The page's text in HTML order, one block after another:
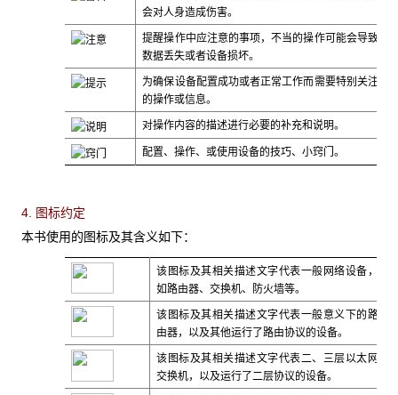
会对人身造成伤害。
提醒操作中应注意的事项，不当的操作可能会导致
数据丢失或者设备损坏。
为确保设备配置成功或者正常工作而需要特别关注
的操作或信息。
对操作内容的描述进行必要的补充和说明。
配置、操作、或使用设备的技巧、小窍门。
4. 图标约定
本书使用的图标及其含义如下：
该图标及其相关描述文字代表一般网络设备，
如路由器、交换机、防火墙等。
该图标及其相关描述文字代表一般意义下的路
由器，以及其他运行了路由协议的设备。
该图标及其相关描述文字代表二、三层以太网
交换机，以及运行了二层协议的设备。